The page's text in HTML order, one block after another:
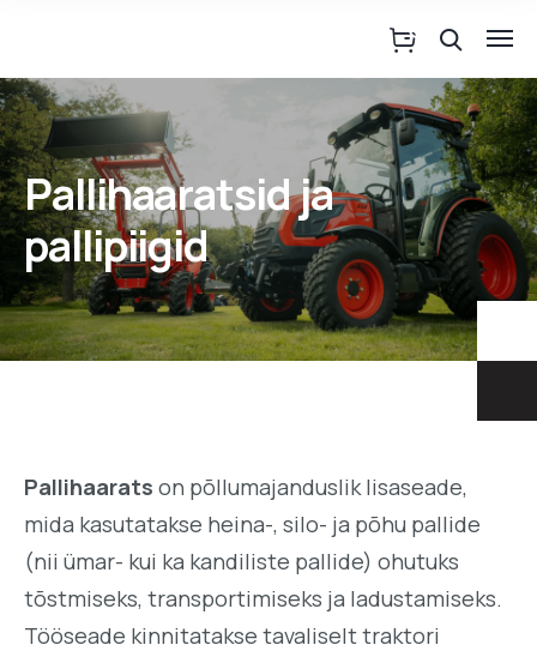
Pallihaaratsid ja
pallipiigid
Pallihaarats on põllumajanduslik lisaseade,
mida kasutatakse heina-, silo- ja põhu pallide
(nii ümar- kui ka kandiliste pallide) ohutuks
tõstmiseks, transportimiseks ja ladustamiseks.
Tööseade kinnitatakse tavaliselt traktori